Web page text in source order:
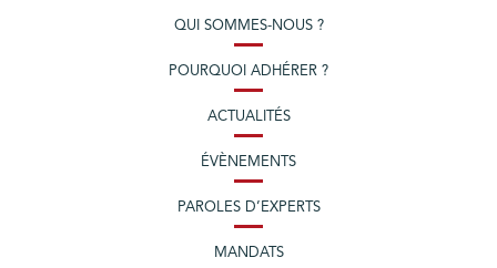
QUI SOMMES-NOUS ?
POURQUOI ADHÉRER ?
ACTUALITÉS
ÉVÈNEMENTS
PAROLES D’EXPERTS
MANDATS